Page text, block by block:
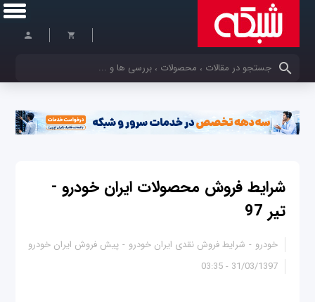
کلمات کلیدی خود را وارد کنید
شرایط فروش محصولات ایران خودرو -
تیر 97
31/03/1397 - 03:35
خودرو شرایط فروش نقدی ایران خودرو پیش فروش ایران خودرو